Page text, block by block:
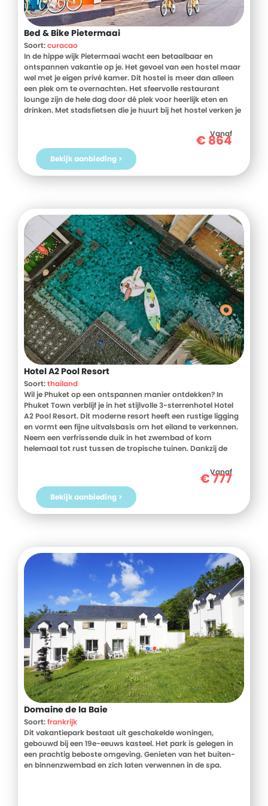
Bed & Bike Pietermaai
Soort:curacao
In de hippe wijk Pietermaai wacht een betaalbaar en
ontspannen vakantie op je. Het gevoel van een hostel maar
wel met je eigen privé kamer. Dit hostel is meer dan alleen
een plek om te overnachten. Het sfeervolle restaurant
lounge zijn de hele dag door dé plek voor heerlijk eten en
drinken. Met stadsfietsen die je huurt bij het hostel verken je
allemaal te bieden heeft. Of je nu komt voor cultuur, lekker
eten of gewoon om te ontspannen. Hier zit je helemaal goed.
Vanaf
€864
Bekijk aanbieding >
Hotel A2 Pool Resort
Soort:thailand
Wil je Phuket op een ontspannen manier ontdekken? In
Phuket Town verblijf je in het stijlvolle 3-sterrenhotel Hotel
A2 Pool Resort. Dit moderne resort heeft een rustige ligging
en vormt een fijne uitvalsbasis om het eiland te verkennen.
Neem een verfrissende duik in het zwembad of kom
helemaal tot rust tussen de tropische tuinen. Dankzij de
vakantie met z'n tweeën of met het gezin. Ook winkelcentra
en de historische binnenstad liggen binnen handbereik. Toe
aan zon, rust en de veelzijdigheid van Phuket? Bekijk snel de
prijzen en boek jouw verblijf bij D-reizen!
Vanaf
€777
Bekijk aanbieding >
Domaine de la Baie
Soort:frankrijk
Dit vakantiepark bestaat uit geschakelde woningen,
gebouwd bij een 19e-eeuws kasteel. Het park is gelegen in
een prachtig beboste omgeving. Genieten van het buiten-
en binnenzwembad en zich laten verwennen in de spa.